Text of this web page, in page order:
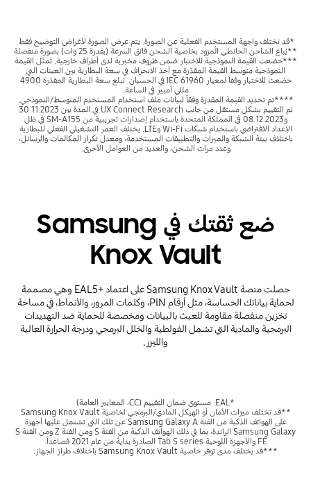
*قد تختلف واجهة المستخدم الفعلية عن الصورة. يتم عرض الصورة لأغراض التوضيح فقط.
**يُباع الشاحن الحائطي المُزود بخاصية الشحن فائق السرعة (بقدرة 25 وات) بصورة منفصلة
***خضعت القيمة النموذجية للاختبار ضمن ظروف مخبرية لدى أطراف خارجية. تُمثّل القيمة
النموذجية متوسط القيمة المقدّرة مع أخذ الانحراف في سعة البطارية بين العينات التي
خضعت للاختبار وفقاً لمعيار IEC 61960 في الحسبان. تبلغ سعة البطارية المقدّرة 4900
مللي أمبير في الساعة.
****تم تحديد القيمة المقدرة وفقاً لبيانات ملف استخدام المستخدم المتوسط/النموذجي.
تم التقييم بشكل مستقل من جانب UX Connect Research في المدة بين 30.11.2023
و08.12.2023 في المملكة المتحدة باستخدام إصدارات تجريبية من SM-A155 في ظل
الإعداد الافتراضي باستخدام شبكات Wi-Fi وLTE. يختلف العمر التشغيلي الفعلي للبطارية
باختلاف بيئة الشبكة والميزات والتطبيقات المستخدمة، ومعدل تكرار المكالمات والرسائل،
وعدد مرات الشحن، والعديد من العوامل الأخرى.
ضع ثقتك في Samsung
Knox Vault
حصلت منصة Samsung Knox Vault على اعتماد EAL5+‎ وهي مصممة
لحماية بياناتك الحساسة، مثل أرقام PIN، وكلمات المرور، والأنماط، في مساحة
تخزين منفصلة مقاومة للعبث بالبيانات ومخصصة للحماية ضد التهديدات
البرمجية والمادية التي تشمل الفولطية والخلل البرمجي ودرجة الحرارة العالية
والليزر.
*EAL: مستوى ضمان التقييم (CC، المعايير العامة)
**قد تختلف ميزات الأمان أو الهيكل المادي/البرمجي لخاصية Samsung Knox Vault
على الهواتف الذكية من الفئة Samsung Galaxy A عن تلك التي تشتمل عليها أجهزة
Samsung Galaxy الرائدة، بما في ذلك الهواتف الذكية من الفئة S ومن الفئة Z ومن الفئة S
FE والأجهزة اللوحية Tab S series الصادرة بدايةً من عام 2021 فصاعداً.
***قد يختلف مدى توفر خاصية Samsung Knox Vault باختلاف طراز الجهاز.